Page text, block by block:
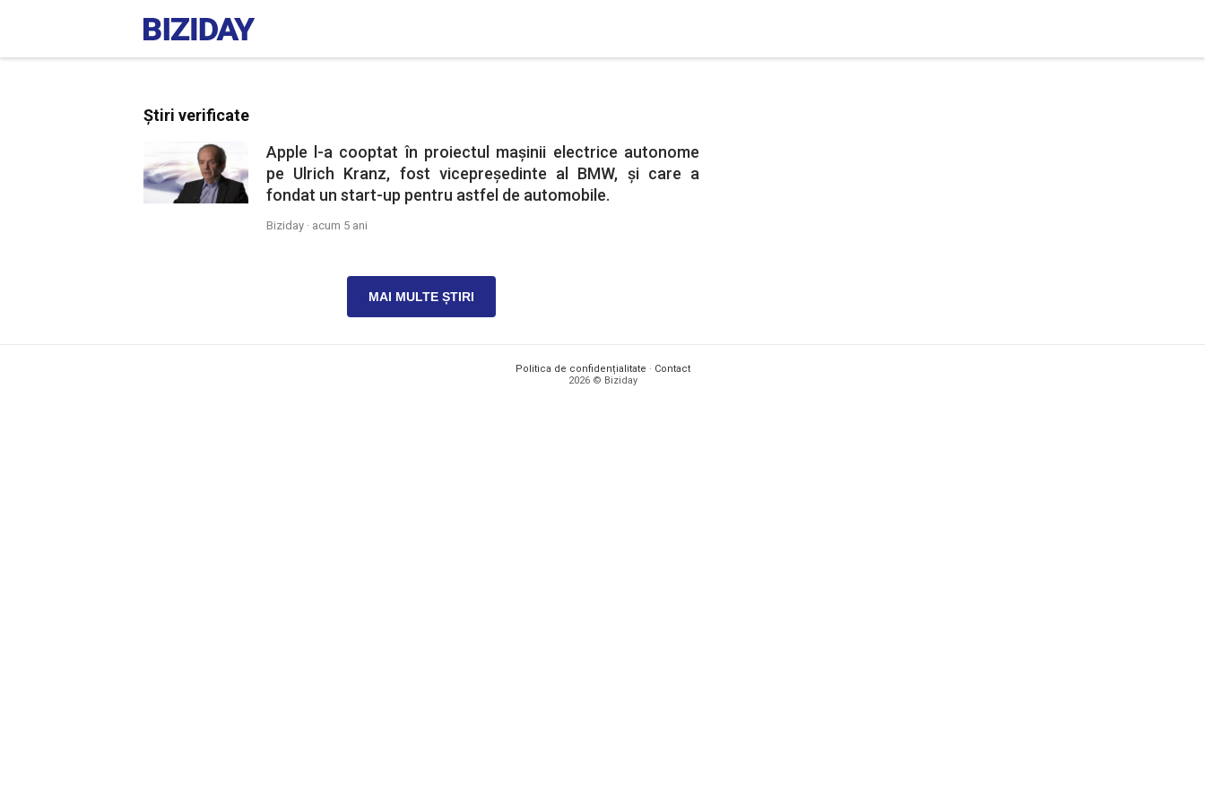
Știri verificate
Apple l-a cooptat în proiectul mașinii electrice autonome
pe Ulrich Kranz, fost vicepreședinte al BMW, și care a
fondat un start-up pentru astfel de automobile.
Biziday · acum 5 ani
MAI MULTE ȘTIRI
Politica de confidențialitate · Contact
2026 © Biziday